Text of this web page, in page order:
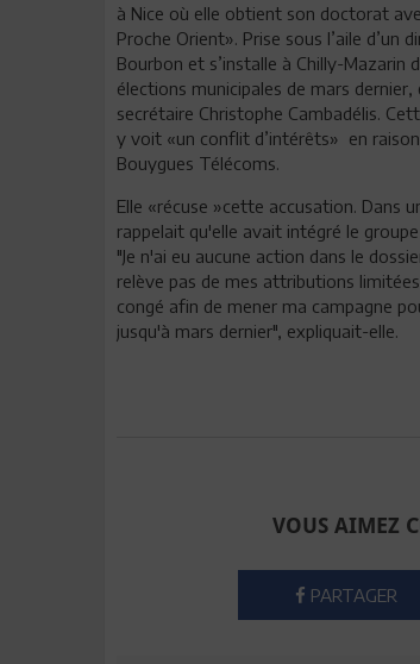
à Nice où elle obtient son doctorat
Proche Orient». Prise sous l’aile
Bourbon et s’installe à Chilly-Mazarin
élections municipales de mars
secrétaire Christophe Cambadélis.
y voit «un conflit d’intérêts» en
Bouygues Télécoms.
Elle «récuse »cette accusation. Dans
rappelait qu'elle avait intégré le
"Je n'ai eu aucune action dans le
relève pas de mes attributions
congé afin de mener ma campagne
jusqu'à mars dernier", expliquait-elle.
VOUS AIMEZ
PARTAGER